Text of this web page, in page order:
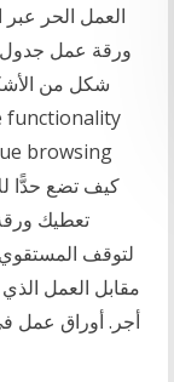
شكل من
browsing
تعطيك
لتوقف المستقوي
مقابل العمل
أجر. أوراق عمل